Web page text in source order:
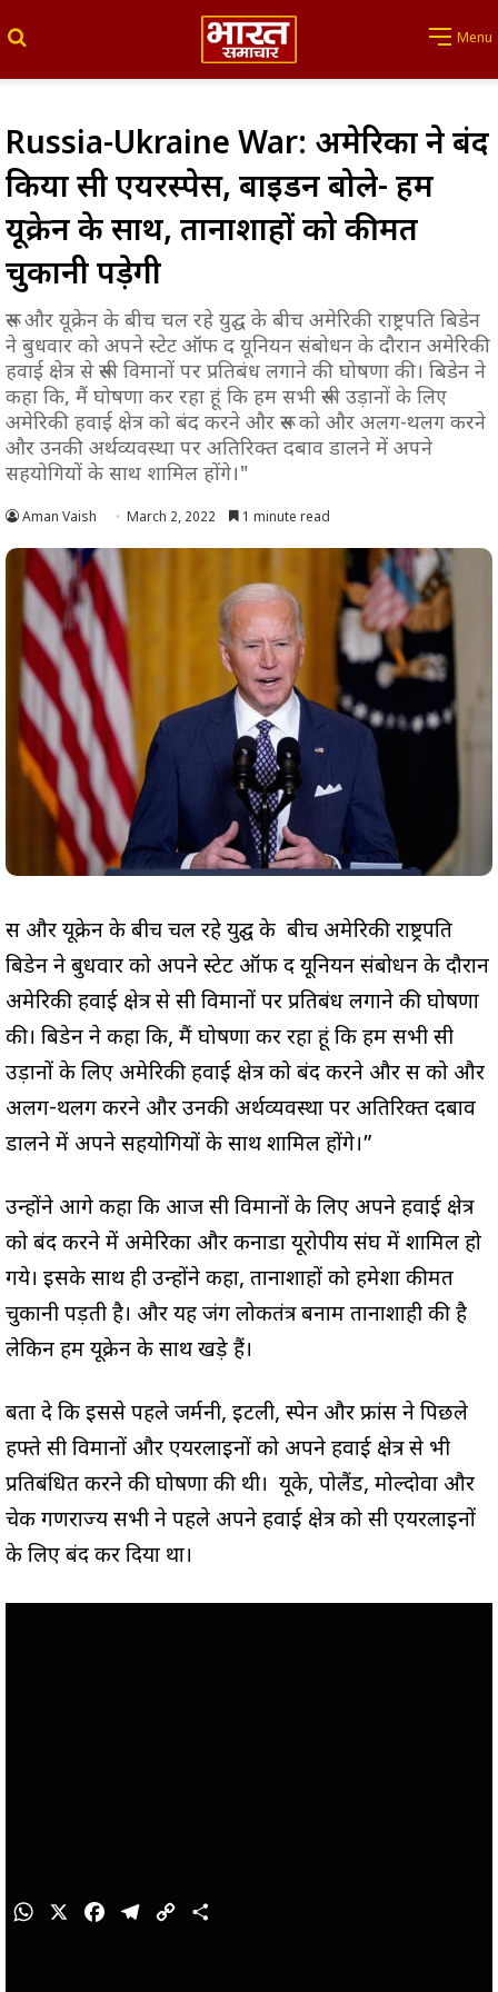
Menu
Russia-Ukraine War: अमेरिका ने बंद
किया रूसी एयरस्पेस, बाइडन बोले- हम
यूक्रेन के साथ, तानाशाहों को कीमत
चुकानी पड़ेगी
रूस और यूक्रेन के बीच चल रहे युद्घ के बीच अमेरिकी राष्ट्रपति बिडेन
ने बुधवार को अपने स्टेट ऑफ द यूनियन संबोधन के दौरान अमेरिकी
हवाई क्षेत्र से रूसी विमानों पर प्रतिबंध लगाने की घोषणा की। बिडेन ने
कहा कि, मैं घोषणा कर रहा हूं कि हम सभी रूसी उड़ानों के लिए
अमेरिकी हवाई क्षेत्र को बंद करने और रूस को और अलग-थलग करने
और उनकी अर्थव्यवस्था पर अतिरिक्त दबाव डालने में अपने
सहयोगियों के साथ शामिल होंगे।"
Aman Vaish March 2, 2022 1 minute read
रूस और यूक्रेन के बीच चल रहे युद्घ के बीच अमेरिकी राष्ट्रपति
बिडेन ने बुधवार को अपने स्टेट ऑफ द यूनियन संबोधन के दौरान
अमेरिकी हवाई क्षेत्र से रूसी विमानों पर प्रतिबंध लगाने की घोषणा
की। बिडेन ने कहा कि, मैं घोषणा कर रहा हूं कि हम सभी रूसी
उड़ानों के लिए अमेरिकी हवाई क्षेत्र को बंद करने और रूस को और
अलग-थलग करने और उनकी अर्थव्यवस्था पर अतिरिक्त दबाव
डालने में अपने सहयोगियों के साथ शामिल होंगे।”
उन्होंने आगे कहा कि आज रूसी विमानों के लिए अपने हवाई क्षेत्र
को बंद करने में अमेरिका और कनाडा यूरोपीय संघ में शामिल हो
गये। इसके साथ ही उन्होंने कहा, तानाशाहों को हमेशा कीमत
चुकानी पड़ती है। और यह जंग लोकतंत्र बनाम तानाशाही की है
लेकिन हम यूक्रेन के साथ खड़े हैं।
बता दे कि इससे पहले जर्मनी, इटली, स्पेन और फ्रांस ने पिछले
हफ्ते रूसी विमानों और एयरलाइनों को अपने हवाई क्षेत्र से भी
प्रतिबंधित करने की घोषणा की थी। यूके, पोलैंड, मोल्दोवा और
चेक गणराज्य सभी ने पहले अपने हवाई क्षेत्र को रूसी एयरलाइनों
के लिए बंद कर दिया था।
W